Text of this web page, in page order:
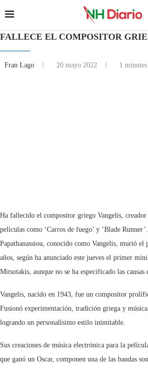
FALLECE EL COMPOSITOR
Fran Lago 20 mayo 2022 1
Ha fallecido el compositor griego Vangelis, creador
películas como ‘Carros de fuego’ y ‘Blade
Papathanassiou, conocido como Vangelis, murió el
años, según ha anunciado este jueves el primer
Mitsotakis, aunque no se ha especificado las causas
Vangelis, nacido en 1943, fue un compositor
Fusionó experimentación, tradición griega y
logrando un personalísimo estilo inimitable.
Sus creaciones de música electrónica para la
que ganó un Oscar, componen una de las bandas